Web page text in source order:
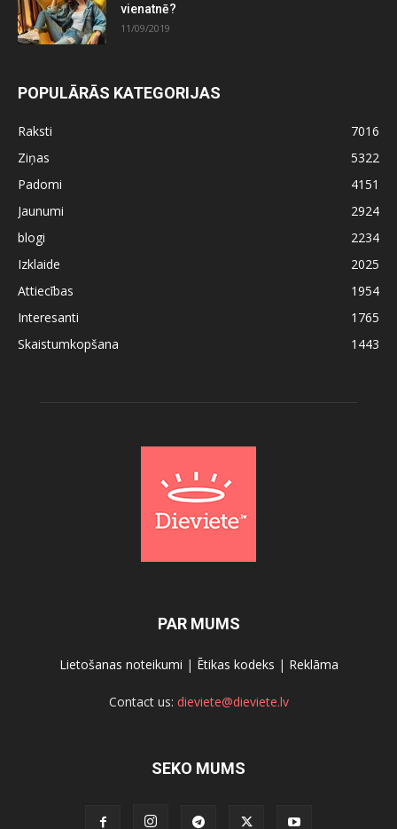
vienatnē?
11/09/2019
POPULĀRĀS KATEGORIJAS
Raksti
7016
Ziņas
5322
Padomi
4151
Jaunumi
2924
blogi
2234
Izklaide
2025
Attiecības
1954
Interesanti
1765
Skaistumkopšana
1443
PAR MUMS
Lietošanas noteikumi | Ētikas kodeks | Reklāma
Contact us: dieviete@dieviete.lv
SEKO MUMS